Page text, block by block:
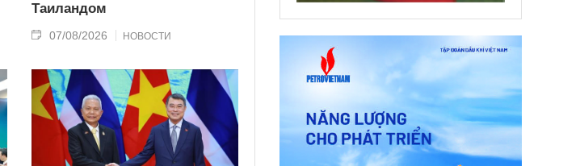
Таиландом
07/08/2026 НОВОСТИ